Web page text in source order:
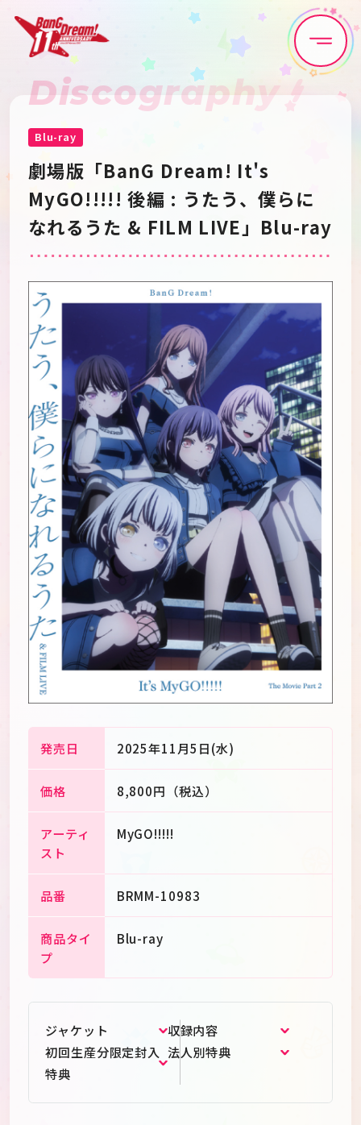
Home News
Live•Event
Artist Anime
About
Goods
JPEN
Discography
Blu-ray
劇場版「BanG Dream! It's
MyGO!!!!! 後編 : うたう、僕らに
なれるうた & FILM LIVE」Blu-ray
発売日 2025年11月5日(水)
価格 8,800円（税込）
アーティ
スト
MyGO!!!!!
品番 BRMM-10983
商品タイ
プ
Blu-ray
ジャケット
収録内容
初回生産分限定封入
特典
法人別特典